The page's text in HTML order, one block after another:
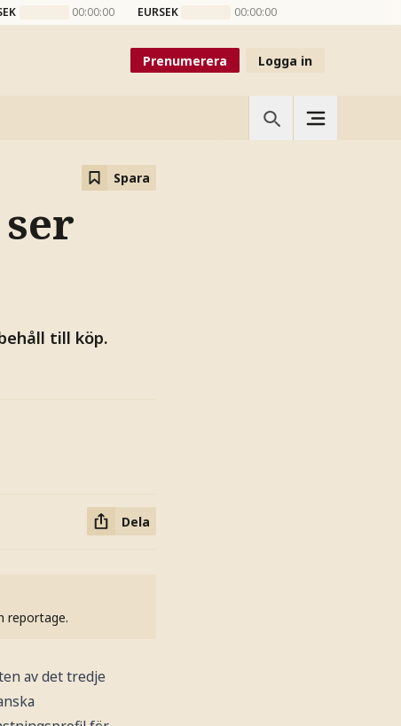
00:00:00 EURSEK 00:00:00
Prenumerera Logga in
Spara
till köp.
Dela
reportage.
av det tredje